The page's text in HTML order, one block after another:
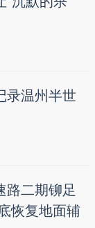
录温州半世
路二期铆足
恢复地面辅